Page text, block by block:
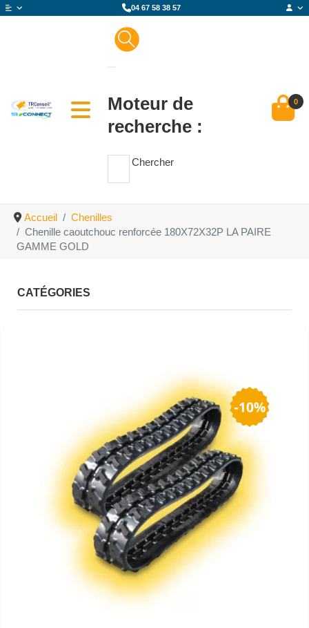
04 67 58 38 57
Moteur de
recherche :
Chercher
0
Accueil
Chenilles
Chenille caoutchouc renforcée 180X72X32P LA PAIRE
GAMME GOLD
CATÉGORIES